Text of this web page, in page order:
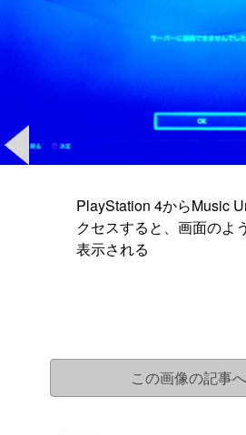
PlayStation 4からMusic
クセスすると、画面のよ
表示される
この画像の記事